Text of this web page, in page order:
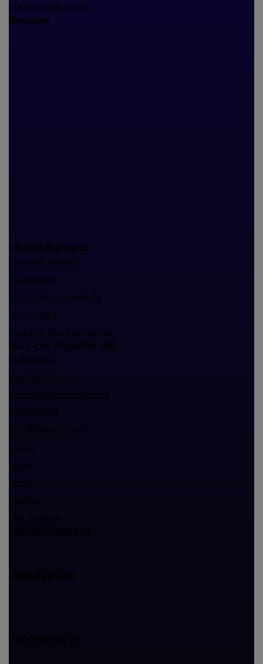
นโยบายความเป็นส่วนตัว
ติดต่อเรา
บริการหลังการขาย
Computer Network
การจัดส่งสินค้า
การรับประกันและเคลมสินค้า
นโยบายคืนเงิน
Customer One Stop Service
BUY ON VNIXONLINE
สินค้าออนไลน์
แบรนด์สินค้าทั้งหมด
แบรนด์สินค้าแยกตามหมวดหมู่
ขอใบเสนอราคา
สมัครเป็นพันธมิตรธุรกิจ
Lazada